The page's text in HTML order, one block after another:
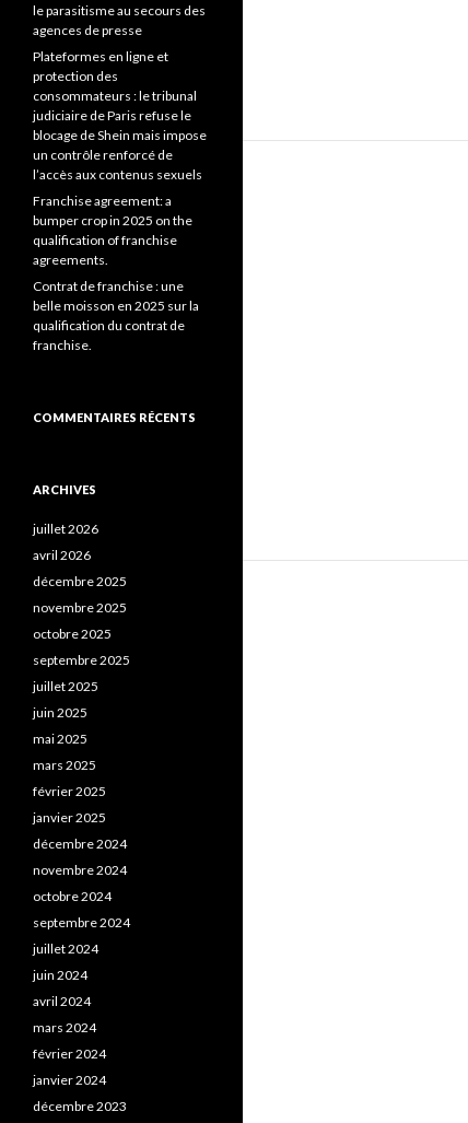
le parasitisme au secours des
agences de presse
Plateformes en ligne et
protection des
consommateurs : le tribunal
judiciaire de Paris refuse le
blocage de Shein mais impose
un contrôle renforcé de
l’accès aux contenus sexuels
Franchise agreement: a
bumper crop in 2025 on the
qualification of franchise
agreements.
Contrat de franchise : une
belle moisson en 2025 sur la
qualification du contrat de
franchise.
COMMENTAIRES RÉCENTS
ARCHIVES
juillet 2026
avril 2026
décembre 2025
novembre 2025
octobre 2025
septembre 2025
juillet 2025
juin 2025
mai 2025
mars 2025
février 2025
janvier 2025
décembre 2024
novembre 2024
octobre 2024
septembre 2024
juillet 2024
juin 2024
avril 2024
mars 2024
février 2024
janvier 2024
décembre 2023